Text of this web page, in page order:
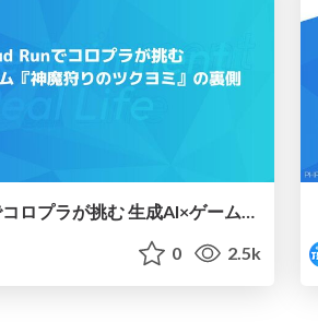
Cloud Runでコロプラが挑む 生成AI×ゲーム『神魔狩りのツクヨミ』の裏側
0 2.5k